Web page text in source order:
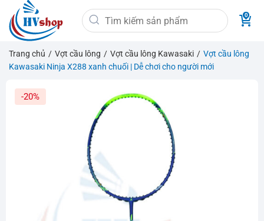
qua
nội
dung
Tìm
kiếm:
Trang chủ / Vợt cầu lông / Vợt cầu lông Kawasaki / Vợt cầu lông
Kawasaki Ninja X288 xanh chuối | Dễ chơi cho người mới
-20%